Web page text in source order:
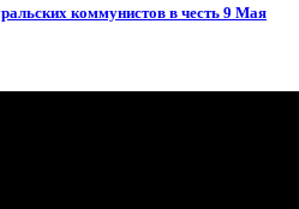
коммунистов в честь 9 Мая